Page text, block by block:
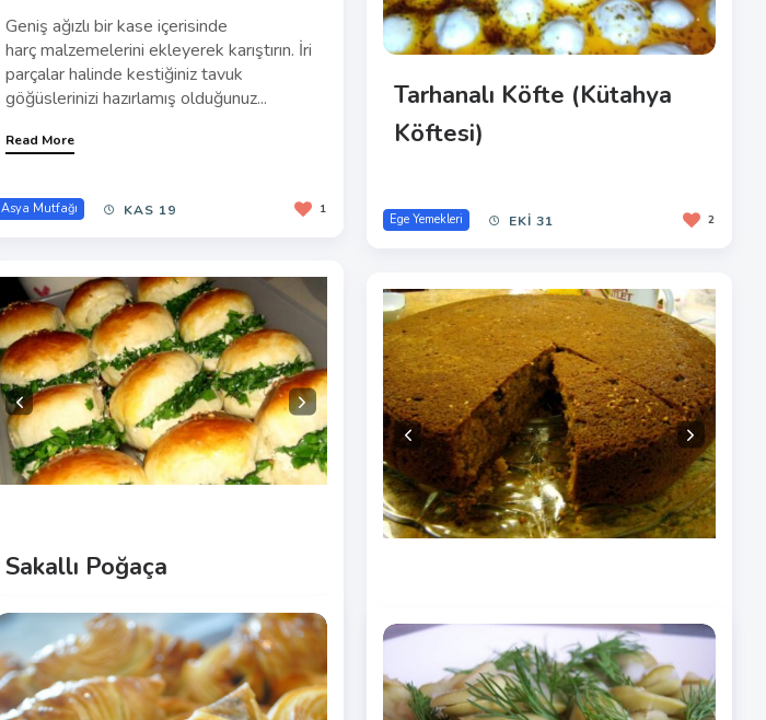
Geniş ağızlı bir kase içerisinde
harç malzemelerini ekleyerek karıştırın. İri
parçalar halinde kestiğiniz tavuk
göğüslerinizi hazırlamış olduğunuz...
Read More
Asya Mutfağı KAS 19 1
Tarhanalı Köfte (Kütahya
Köftesi)
Ege Yemekleri EKI 31 2
Sakallı Poğaça
İşe hamurumuzu hazırlayarak başlayalım.
Daha önceki hamur tariflerimizden farklı
bir şey yok aslında. Sadece hamura
daha...
Pekmezli Havuçlu Kek
Öncelikle işe kuru üzümlerimizi unlayıp,
cevizlerimizi hazırlamakla başlıyoruz.
Üzümlerimizi unluyoruz ki kek karışımı